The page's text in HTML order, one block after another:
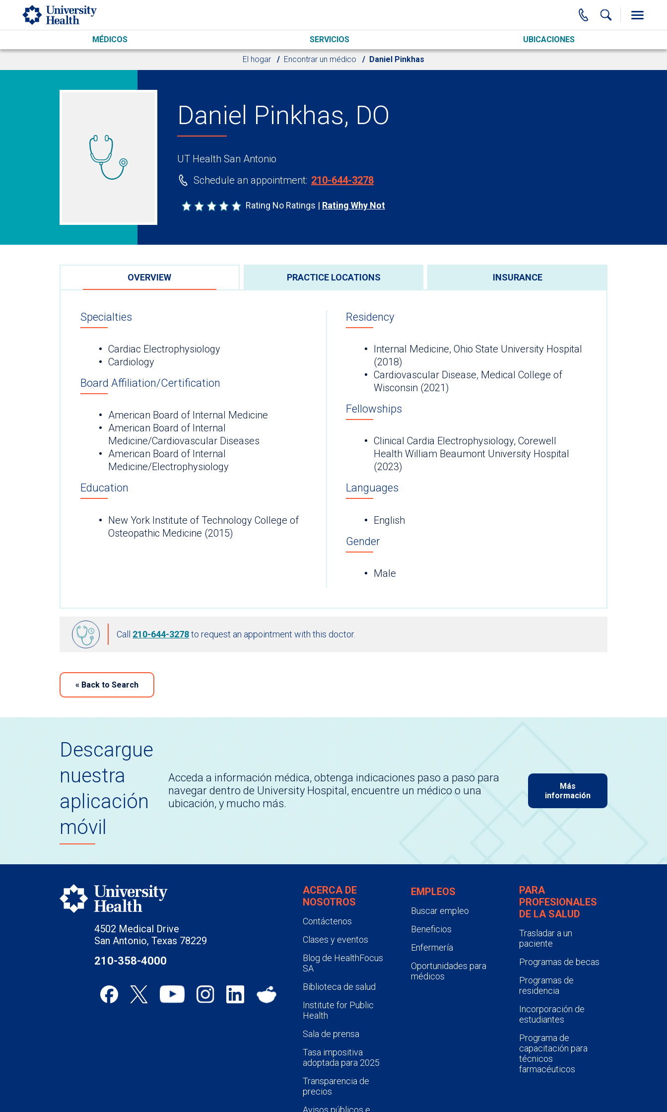
Skip to main content
MÉDICOS SERVICIOS UBICACIONES
El hogar Encontrar un médico Daniel Pinkhas
Daniel Pinkhas, DO
UT Health San Antonio
Schedule an appointment: 210-644-3278
Rating No Ratings Rating Why Not
OVERVIEW PRACTICE LOCATIONS INSURANCE
Specialties
Cardiac Electrophysiology
Cardiology
Board Affiliation/Certification
American Board of Internal Medicine
American Board of Internal
Medicine/Cardiovascular Diseases
American Board of Internal
Medicine/Electrophysiology
Education
New York Institute of Technology College of
Osteopathic Medicine (2015)
Residency
Internal Medicine, Ohio State University Hospital
(2018)
Cardiovascular Disease, Medical College of
Wisconsin (2021)
Fellowships
Clinical Cardia Electrophysiology, Corewell
Health William Beaumont University Hospital
(2023)
Languages
English
Gender
Male
Call 210-644-3278to request an appointment with this doctor.
« Back to Search
Descargue
nuestra
aplicación
móvil
Acceda a información médica, obtenga indicaciones paso a paso para
navegar dentro de University Hospital, encuentre un médico o una
ubicación, y mucho más.
Más
información
4502 Medical Drive
San Antonio, Texas 78229
210-358-4000
ACERCA DE
NOSOTROS
Contáctenos
Clases y eventos
Blog de HealthFocus
SA
Biblioteca de salud
Institute for Public
Health
Sala de prensa
Tasa impositiva
adoptada para 2025
Transparencia de
precios
Avisos públicos e
EMPLEOS
Buscar empleo
Beneficios
Enfermería
Oportunidades para
médicos
PARA
PROFESIONALES
DE LA SALUD
Trasladar a un
paciente
Programas de becas
Programas de
residencia
Incorporación de
estudiantes
Programa de
capacitación para
técnicos
farmacéuticos